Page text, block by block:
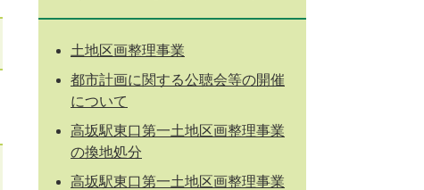
土地区画整理事業
都市計画に関する公聴会等の開催
について
高坂駅東口第一土地区画整理事業
の換地処分
高坂駅東口第一土地区画整理事業